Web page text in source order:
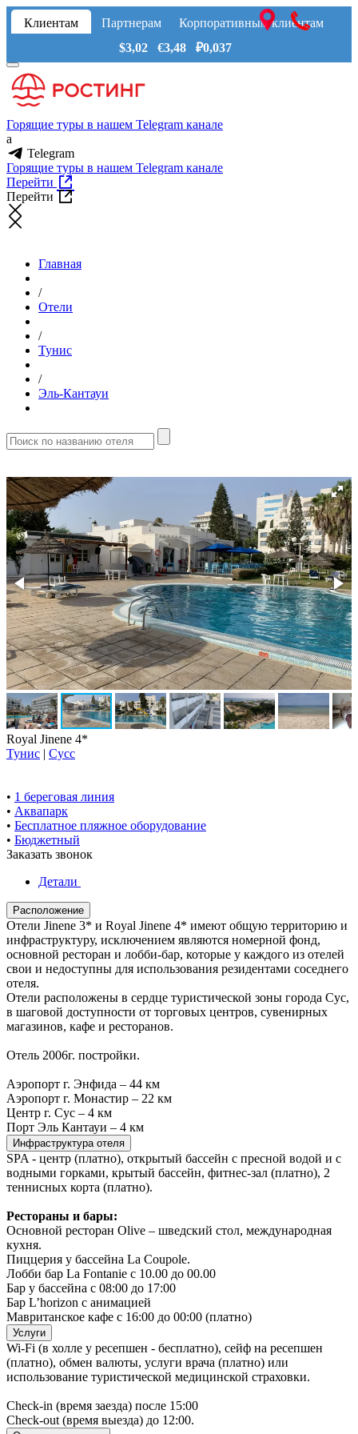
Клиентам Партнерам
Корпоративным клиентам
$3,02 €3,48 ₽0,037
Горящие туры в нашем Telegram канале
a
Telegram
Горящие туры в нашем Telegram канале
Перейти
Перейти
Главная
/
Отели
/
Тунис
/
Эль-Кантауи
Royal Jinene 4*
Тунис | Сусс
• 1 береговая линия
• Аквапарк
• Бесплатное пляжное оборудование
• Бюджетный
Заказать звонок
Детали
Расположение
Отели Jinene 3* и Royal Jinene 4* имеют общую территорию и
инфраструктуру, исключением являются номерной фонд,
основной ресторан и лобби-бар, которые у каждого из отелей
свои и недоступны для использования резидентами соседнего
отеля.
Отели расположены в сердце туристической зоны города Сус,
в шаговой доступности от торговых центров, сувенирных
магазинов, кафе и ресторанов.
Отель 2006г. постройки.
Аэропорт г. Энфида – 44 км
Аэропорт г. Монастир – 22 км
Центр г. Сус – 4 км
Порт Эль Кантауи – 4 км
Инфраструктура отеля
SPA - центр (платно), открытый бассейн с пресной водой и с
водными горками, крытый бассейн, фитнес-зал (платно), 2
теннисных корта (платно).
Рестораны и бары:
Основной ресторан Olive – шведский стол, международная
кухня.
Пиццерия у бассейна La Coupole.
Лобби бар La Fontanie с 10.00 до 00.00
Бар у бассейна с 08:00 до 17:00
Бар L’horizon с анимацией
Мавританское кафе с 16:00 до 00:00 (платно)
Услуги
Wi-Fi (в холле у ресепшен - бесплатно), сейф на ресепшен
(платно), обмен валюты, услуги врача (платно) или
использование туристической медицинской страховки.
Check-in (время заезда) после 15:00
Check-out (время выезда) до 12:00.